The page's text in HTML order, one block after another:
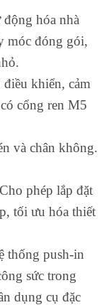
hóa nhà
móc đóng gói,
khiển, cảm
cổng ren M5
và chân không.
phép lắp đặt
tối ưu hóa thiết
thống push-in
sức trong
dụng cụ đặc